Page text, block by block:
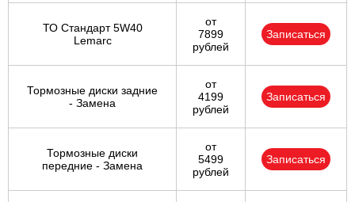
ТО Стандарт 5W40
Lemarc
от
7899
рублей
Записаться
Тормозные диски задние
- Замена
от
4199
рублей
Записаться
Тормозные диски
передние - Замена
от
5499
рублей
Записаться